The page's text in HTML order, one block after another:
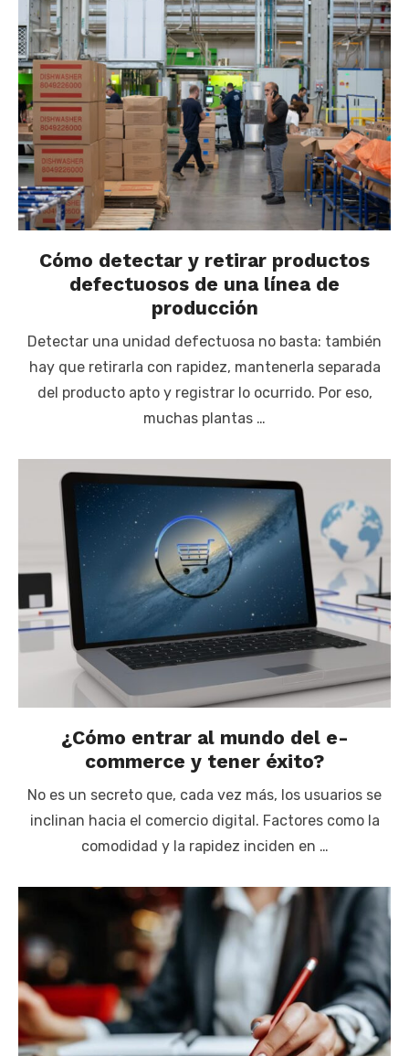
Cómo detectar y retirar productos
defectuosos de una línea de
producción
Detectar una unidad defectuosa no basta: también
hay que retirarla con rapidez, mantenerla separada
del producto apto y registrar lo ocurrido. Por eso,
muchas plantas …
¿Cómo entrar al mundo del e-
commerce y tener éxito?
No es un secreto que, cada vez más, los usuarios se
inclinan hacia el comercio digital. Factores como la
comodidad y la rapidez inciden en …